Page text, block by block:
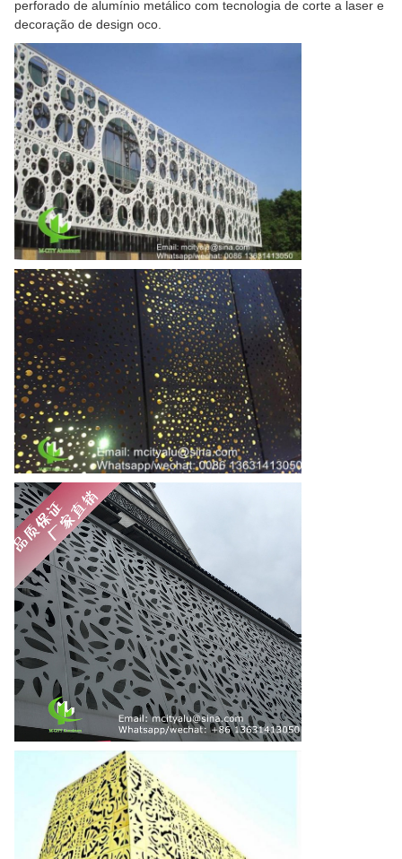
perforado de alumínio metálico com tecnologia de corte a laser e
decoração de design oco.